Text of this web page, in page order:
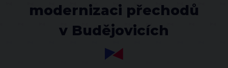
modernizaci přechodů
v Budějovicích